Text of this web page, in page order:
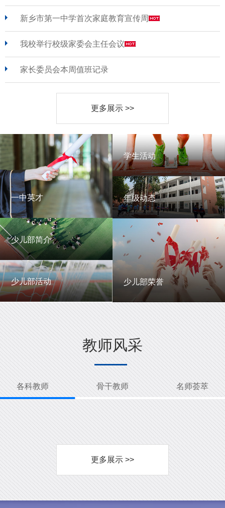
新乡市第一中学首次家庭教育宣传周
我校举行校级家委会主任会议
家长委员会本周值班记录
更多展示 >>
一中英才
一中英才
少儿部简介
少儿部简介
少儿部活动
少儿部活动
学生活动
学生活动
年级动态
年级动态
少儿部荣誉
少儿部荣誉
教师风采
各科教师 骨干教师 名师荟萃
更多展示 >>